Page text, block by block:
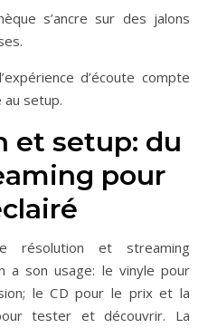
s’ancre sur des jalons
d’écoute compte
au setup.
et setup: du
pour
résolution et streaming
a son usage: le vinyle pour
le CD pour le prix et la
tester et découvrir. La